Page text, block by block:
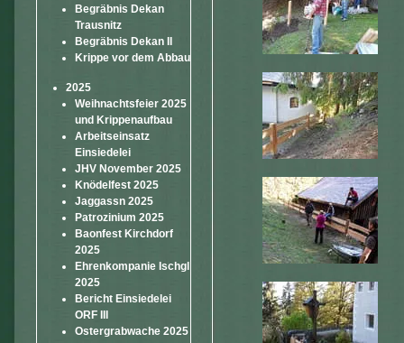
Begräbnis Dekan
Trausnitz
Begräbnis Dekan II
Krippe vor dem Abbau
2025
Weihnachtsfeier 2025
und Krippenaufbau
Arbeitseinsatz
Einsiedelei
JHV November 2025
Knödelfest 2025
Jaggassn 2025
Patrozinium 2025
Baonfest Kirchdorf
2025
Ehrenkompanie Ischgl
2025
Bericht Einsiedelei
ORF III
Ostergrabwache 2025